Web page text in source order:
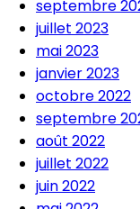
septembre
juillet 2023
mai 2023
janvier 2023
octobre 2022
septembre
août 2022
juillet 2022
juin 2022